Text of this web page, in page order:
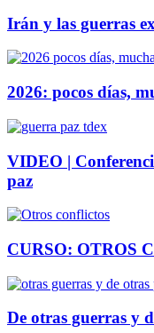
Irán y las guerras
2026: pocos días,
VIDEO |
paz
CURSO: OTROS
De otras guerras y